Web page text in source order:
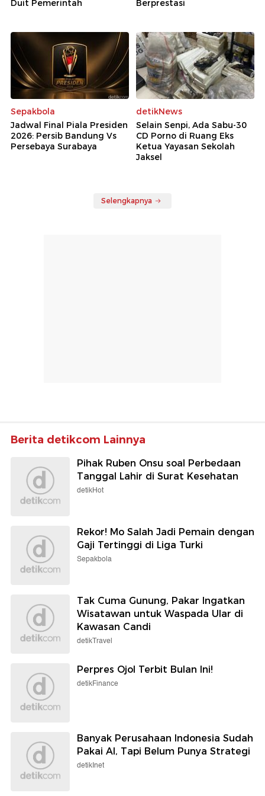
Duit Pemerintah Berprestasi
Sepakbola
Jadwal Final Piala Presiden
2026: Persib Bandung Vs
Persebaya Surabaya
detikNews
Selain Senpi, Ada Sabu-30
CD Porno di Ruang Eks
Ketua Yayasan Sekolah
Jaksel
Selengkapnya
Berita detikcom Lainnya
Pihak Ruben Onsu soal Perbedaan
Tanggal Lahir di Surat Kesehatan
detikHot
Rekor! Mo Salah Jadi Pemain dengan
Gaji Tertinggi di Liga Turki
Sepakbola
Tak Cuma Gunung, Pakar Ingatkan
Wisatawan untuk Waspada Ular di
Kawasan Candi
detikTravel
Perpres Ojol Terbit Bulan Ini!
detikFinance
Banyak Perusahaan Indonesia Sudah
Pakai AI, Tapi Belum Punya Strategi
detikInet